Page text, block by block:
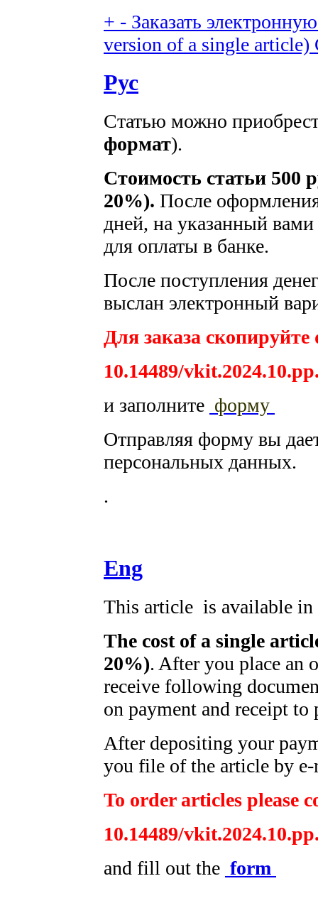
+ - Заказать
version of a single article)
Рус
Статью можно
формат).
Стоимость статьи 500
20%). После оформления
дней, на указанный
для оплаты в банке.
После поступления
выслан электронный
Для заказа скопируйте
10.14489/
и заполните форму
Отправляя форму вы
персональных данных.
.
Eng
This article is available
The cost of a single
20%). After you place an
receive following
on payment and receipt to
After depositing your
you file of the article by
To order articles please
10.14489/
and fill out the form